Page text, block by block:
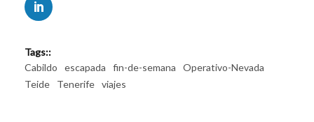
Tags::
Cabildo
escapada fin-de-semana
Operativo-Nevada
Teide
Tenerife viajes